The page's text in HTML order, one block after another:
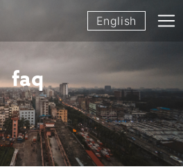
English
faq